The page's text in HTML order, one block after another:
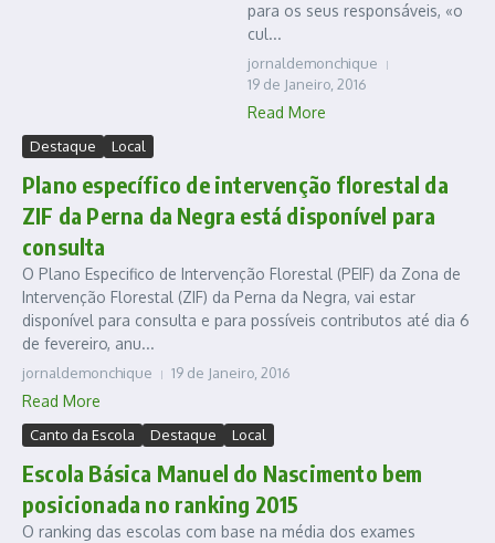
para os seus responsáveis, «o
cul...
jornaldemonchique
19 de Janeiro, 2016
Read More
Destaque Local
Plano específico de intervenção florestal da
ZIF da Perna da Negra está disponível para
consulta
O Plano Especifico de Intervenção Florestal (PEIF) da Zona de
Intervenção Florestal (ZIF) da Perna da Negra, vai estar
disponível para consulta e para possíveis contributos até dia 6
de fevereiro, anu...
jornaldemonchique 19 de Janeiro, 2016
Read More
Canto da Escola Destaque Local
Escola Básica Manuel do Nascimento bem
posicionada no ranking 2015
O ranking das escolas com base na média dos exames